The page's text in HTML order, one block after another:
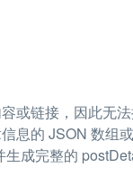
或链接，因此无法
息的 JSON 数组
成完整的